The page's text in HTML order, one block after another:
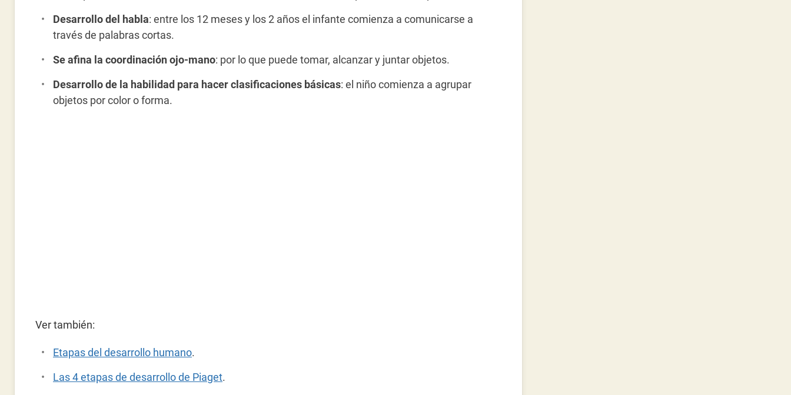
Desarrollo del habla: entre los 12 meses y los 2 años el infante comienza a comunicarse a
través de palabras cortas.
Se afina la coordinación ojo-mano: por lo que puede tomar, alcanzar y juntar objetos.
Desarrollo de la habilidad para hacer clasificaciones básicas: el niño comienza a agrupar
objetos por color o forma.
Ver también:
Etapas del desarrollo humano.
Las 4 etapas de desarrollo de Piaget.